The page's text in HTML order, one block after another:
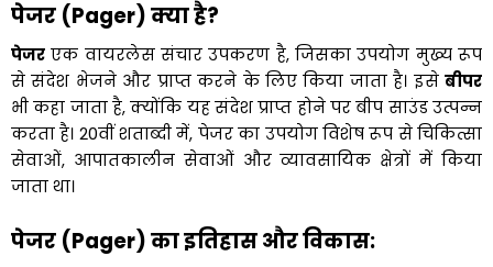
पेजर (Pager) क्या है?
पेजर एक वायरलेस संचार उपकरण है, जिसका उपयोग मुख्य रूप
से संदेश भेजने और प्राप्त करने के लिए किया जाता है। इसे बीपर
भी कहा जाता है, क्योंकि यह संदेश प्राप्त होने पर बीप साउंड उत्पन्न
करता है। 20वीं शताब्दी में, पेजर का उपयोग विशेष रूप से चिकित्सा
सेवाओं, आपातकालीन सेवाओं और व्यावसायिक क्षेत्रों में किया
जाता था।
पेजर (Pager) का इतिहास और विकास: